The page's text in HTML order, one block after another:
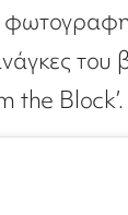
του
the Block’.